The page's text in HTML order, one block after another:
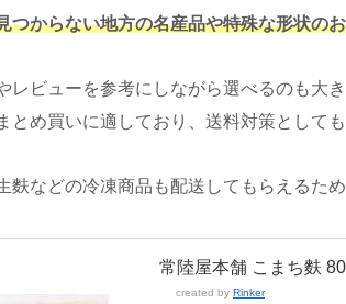
つからない地方の名産品や特殊な形状の
レビューを参考にしながら選べるのも大
とめ買いに適しており、送料対策としても
麩などの冷凍商品も配送してもらえるた
常陸屋本舗 こまち麩
created by Rinker